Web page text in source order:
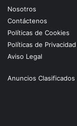
Nosotros
Contáctenos
Políticas de Cookies
Políticas de Privacidad
Aviso Legal
Anuncios Clasificados